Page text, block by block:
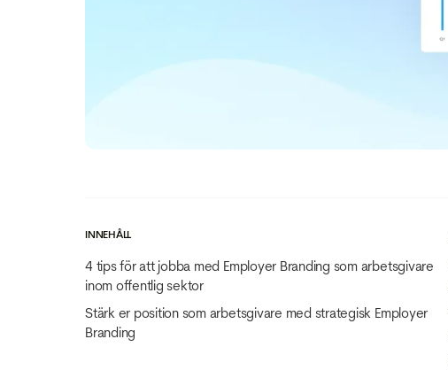
INNEHÅLL
4 tips för att jobba med Employer Branding som arbetsgivare
inom offentlig sektor
Stärk er position som arbetsgivare med strategisk Employer
Branding